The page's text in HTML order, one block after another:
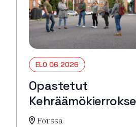
ELO 06 2026
Opastetut
Forssa